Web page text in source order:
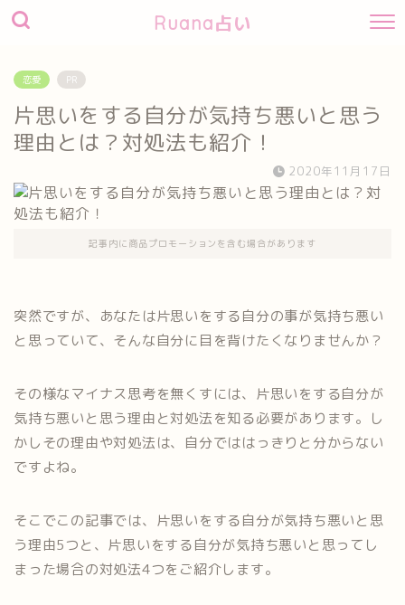
Ruana占い
恋愛 PR
片思いをする自分が気持ち悪いと思う
理由とは？対処法も紹介！
2020年11月17日
記事内に商品プロモーションを含む場合があります
突然ですが、あなたは片思いをする自分の事が気持ち悪い
と思っていて、そんな自分に目を背けたくなりませんか？
その様なマイナス思考を無くすには、片思いをする自分が
気持ち悪いと思う理由と対処法を知る必要があります。し
かしその理由や対処法は、自分でははっきりと分からない
ですよね。
そこでこの記事では、片思いをする自分が気持ち悪いと思
う理由5つと、片思いをする自分が気持ち悪いと思ってし
まった場合の対処法4つをご紹介します。